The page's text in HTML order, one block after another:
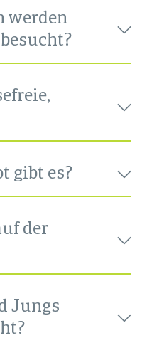
werden
gibt es?
der
Jungs